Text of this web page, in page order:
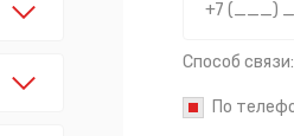
Способ связи:
По